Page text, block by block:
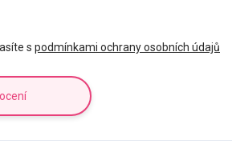
s podmínkami ochrany osobních údajů